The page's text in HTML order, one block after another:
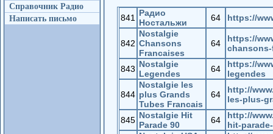
Справочник Радио
Написать письмо
841
Радио
Ностальжи
64 https://
842
Nostalgie
Chansons
Francaises
64
https://
843 Nostalgie
Legendes
64
https://
legendes
844
Nostalgie les
plus Grands
Tubes Francais
64
http://
les-plus-
845 Nostalgie Hit
Parade 90
64
http://
hit-